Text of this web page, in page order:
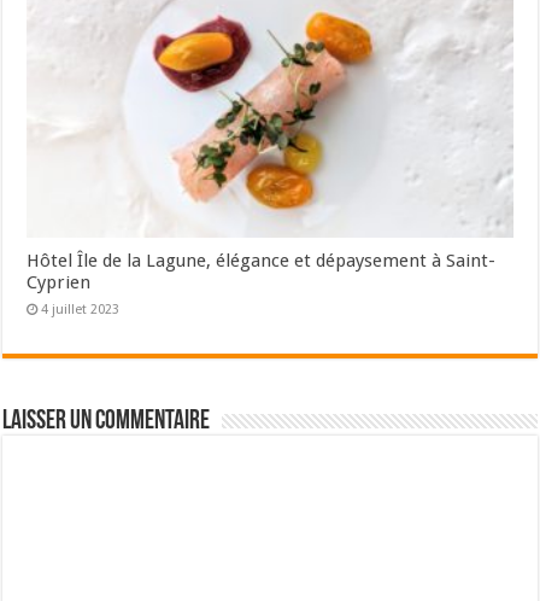
Hôtel Île de la Lagune, élégance et dépaysement à Saint-
Cyprien
4 juillet 2023
Laisser un commentaire